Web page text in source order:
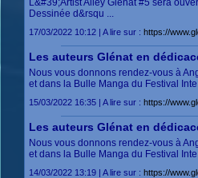
L&#39;Artist Alley Glénat #5 sera
Dessinée d&rsqu ...
17/03/2022 10:12 | A lire sur : https://
Les auteurs Glénat en
Nous vous donnons rendez-vous à
et dans la Bulle Manga du Festival Inte
15/03/2022 16:35 | A lire sur : https://
Les auteurs Glénat en
Nous vous donnons rendez-vous à
et dans la Bulle Manga du Festival Inte
14/03/2022 13:19 | A lire sur : https://